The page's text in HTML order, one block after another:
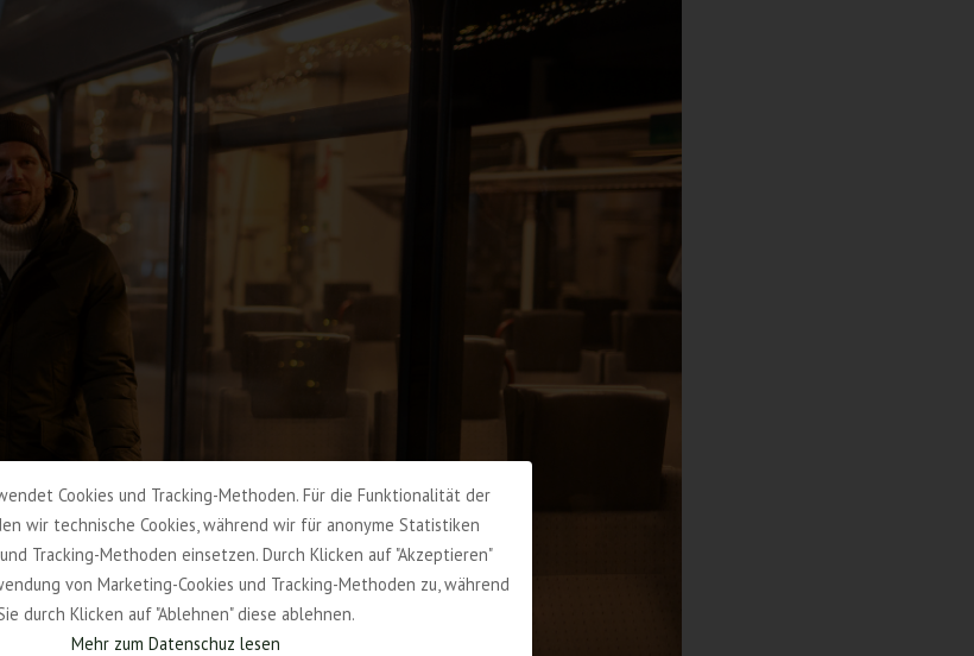
Cookies und Tracking-Methoden. Für die Funktionalität der
wir technische Cookies, während wir für anonyme Statistiken
Tracking-Methoden einsetzen. Durch Klicken auf "Akzeptieren"
von Marketing-Cookies und Tracking-Methoden zu, während
durch Klicken auf "Ablehnen" diese ablehnen.
Mehr zum Datenschuz lesen